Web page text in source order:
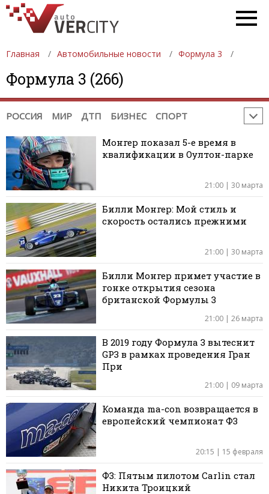
Главная Автомобильные новости Формула 3
Формула 3 (266)
РОССИЯ МИР ДТП БИЗНЕС СПОРТ
ФОРМУЛА 2
INDYCAR
NASCAR ФОРМУЛА-Е
WRC
MOTO3
WSBK TOURIST TROPHY МОТОКРОСС
Монгер показал 5-е время в
квалификации в Оултон-парке
21:00 | 30 марта
Билли Монгер: Мой стиль и
скорость остались прежними
21:00 | 30 марта
Билли Монгер примет участие в
гонке открытия сезона
британской Формулы 3
21:00 | 26 марта
В 2019 году Формула 3 вытеснит
GP3 в рамках проведения Гран
При
21:00 | 09 марта
Команда ma-con возвращается в
европейский чемпионат Ф3
20:15 | 15 февраля
Ф3: Пятым пилотом Carlin стал
Никита Троицкий